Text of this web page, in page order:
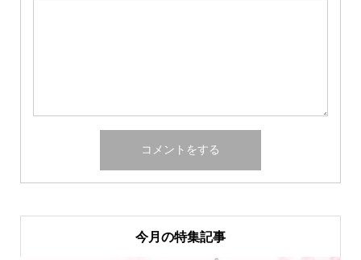
今月の特集記事